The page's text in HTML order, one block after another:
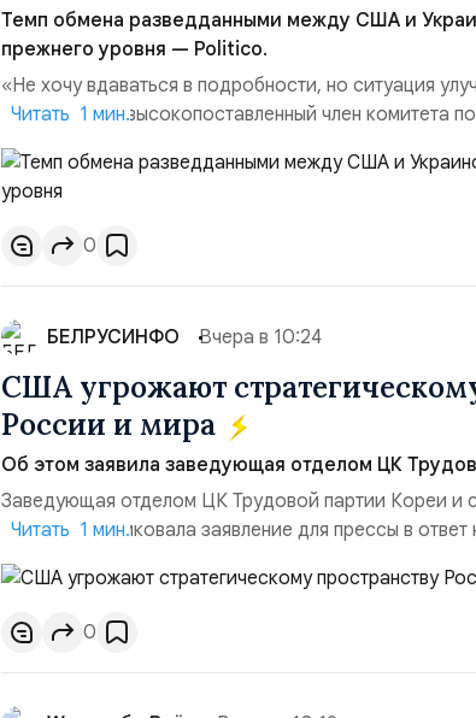
Темп обмена разведданными между США и
прежнего уровня — Politico.
«Не хочу вдаваться в подробности, но ситуация
Марк Уорнер, высокопоставленный член комитета
использование Украиной беспилотников и ракет
наносить удары вглубь российской территории и
позиции.Сотрудничество со стороны США стало
Читать 1 мин.
0
БЕЛРУСИНФО Вчера в 10:24
США угрожают
России и мира
Об этом заявила заведующая отделом ЦК
Заведующая отделом ЦК Трудовой партии Кореи и
лидера опубликовала заявление для прессы в
совместных с флотом США запусков крылатых ракет
обманчивую видимость „исключительно
о собственном ядерном вооружении на всеобщее
Читать 1 мин.
0